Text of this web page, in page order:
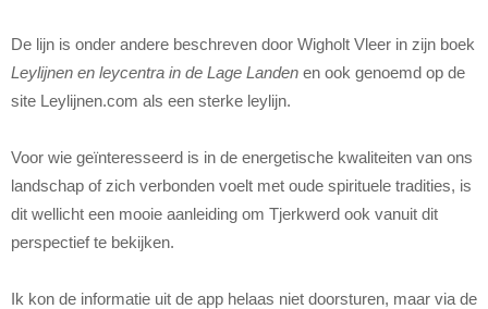
De lijn is onder andere beschreven door Wigholt Vleer in zijn boek
Leylijnen en leycentra in de Lage Landen en ook genoemd op de
site Leylijnen.com als een sterke leylijn.
Voor wie geïnteresseerd is in de energetische kwaliteiten van ons
landschap of zich verbonden voelt met oude spirituele tradities, is
dit wellicht een mooie aanleiding om Tjerkwerd ook vanuit dit
perspectief te bekijken.
Ik kon de informatie uit de app helaas niet doorsturen, maar via de